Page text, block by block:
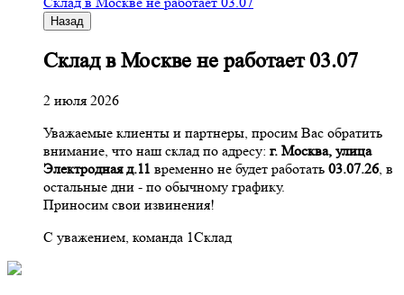
Назад
Склад в Москве не работает 03.07
2 июля 2026
Уважаемые клиенты и партнеры, просим Вас обратить
внимание, что наш склад по адресу: г. Москва, улица
Электродная д.11 временно не будет работать 03.07.26 , в
остальные дни - по обычному графику.
Приносим свои извинения!
С уважением, команда 1Склад